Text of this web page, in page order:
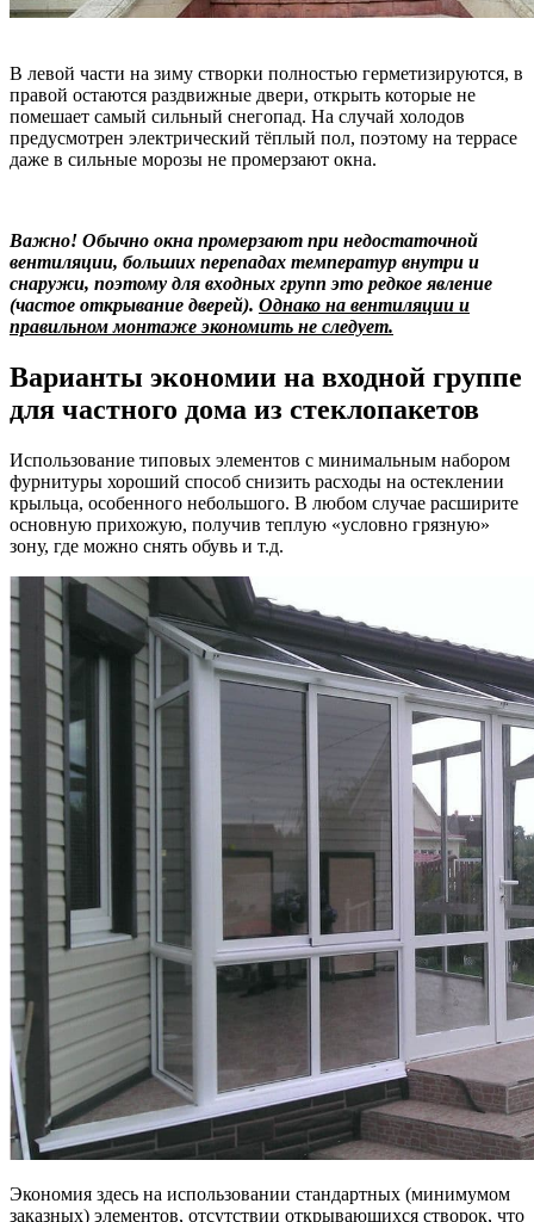
В левой части на зиму створки полностью герметизируются, в
правой остаются раздвижные двери, открыть которые не
помешает самый сильный снегопад. На случай холодов
предусмотрен электрический тёплый пол, поэтому на террасе
даже в сильные морозы не промерзают окна.
Важно! Обычно окна промерзают при недостаточной
вентиляции, больших перепадах температур внутри и
снаружи, поэтому для входных групп это редкое явление
(частое открывание дверей). Однако на вентиляции и
правильном монтаже экономить не следует.
Варианты экономии на входной группе
для частного дома из стеклопакетов
Использование типовых элементов с минимальным набором
фурнитуры хороший способ снизить расходы на остеклении
крыльца, особенного небольшого. В любом случае расширите
основную прихожую, получив теплую «условно грязную»
зону, где можно снять обувь и т.д.
Экономия здесь на использовании стандартных (минимумом
заказных) элементов, отсутствии открывающихся створок, что